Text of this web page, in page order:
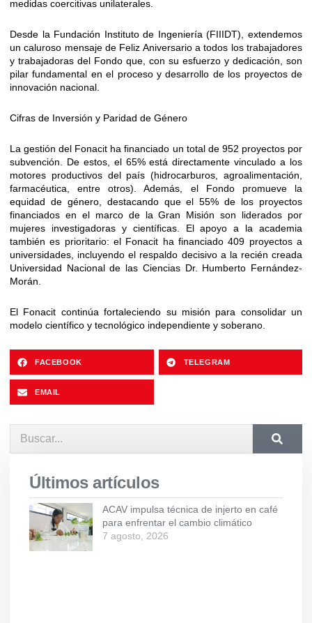
medidas coercitivas unilaterales.
Desde la Fundación Instituto de Ingeniería (FIIIDT), extendemos
un caluroso mensaje de Feliz Aniversario a todos los trabajadores
y trabajadoras del Fondo que, con su esfuerzo y dedicación, son
pilar fundamental en el proceso y desarrollo de los proyectos de
innovación nacional.
Cifras de Inversión y Paridad de Género
La gestión del Fonacit ha financiado un total de 952 proyectos por
subvención. De estos, el 65% está directamente vinculado a los
motores productivos del país (hidrocarburos, agroalimentación,
farmacéutica, entre otros). Además, el Fondo promueve la
equidad de género, destacando que el 55% de los proyectos
financiados en el marco de la Gran Misión son liderados por
mujeres investigadoras y científicas. El apoyo a la academia
también es prioritario: el Fonacit ha financiado 409 proyectos a
universidades, incluyendo el respaldo decisivo a la recién creada
Universidad Nacional de las Ciencias Dr. Humberto Fernández-
Morán.
El Fonacit continúa fortaleciendo su misión para consolidar un
modelo científico y tecnológico independiente y soberano.
FACEBOOK TELEGRAM
EMAIL
Últimos artículos
ACAV impulsa técnica de injerto en café
para enfrentar el cambio climático
7 agosto, 2026